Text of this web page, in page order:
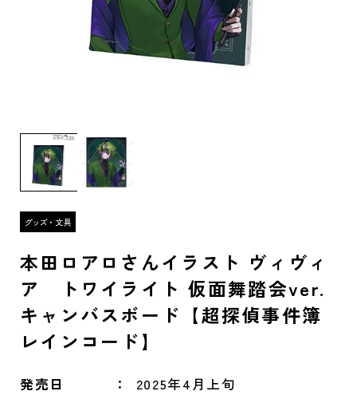
本田ロアロさんイラスト ヴィヴィ
ア トワイライト 仮面舞踏会ver.
キャンバスボード【超探偵事件簿
レインコード】
発売日 2025年4月上旬